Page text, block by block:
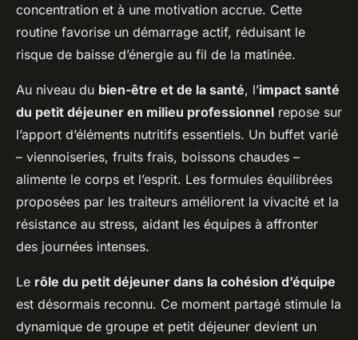
concentration et à une motivation accrue. Cette
routine favorise un démarrage actif, réduisant le
risque de baisse d’énergie au fil de la matinée.
Au niveau du bien-être et de la santé, l’impact santé
du petit déjeuner en milieu professionnel repose sur
l’apport d’éléments nutritifs essentiels. Un buffet varié
– viennoiseries, fruits frais, boissons chaudes –
alimente le corps et l’esprit. Les formules équilibrées
proposées par les traiteurs améliorent la vivacité et la
résistance au stress, aidant les équipes à affronter
des journées intenses.
Le rôle du petit déjeuner dans la cohésion d’équipe
est désormais reconnu. Ce moment partagé stimule la
dynamique de groupe et petit déjeuner devient un